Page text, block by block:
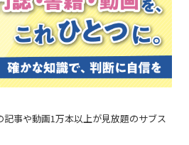
事や動画1万本以上が見放題のサブス